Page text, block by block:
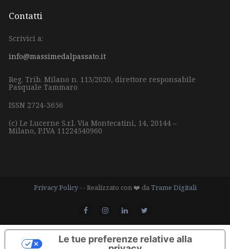
Contatti
Scrivici a:
info@massimedalpassato.it
Reg. Trib. Milano n. 113/2020, direttore responsabile
Pasquale Tammaro
ISSN 2724-3656
(c) Le Lucerne S.r.l. Via Montecatini, 14, 20144 –
Milano, P.IVA 11224540960
Privacy Policy- - Realizzato con ❤️ da Trame Digitali
Le tue preferenze relative alla